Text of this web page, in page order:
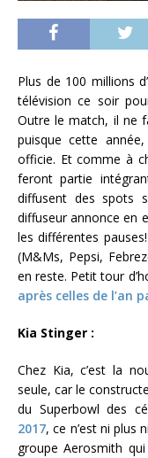
Plus de 100 millions
télévision ce soir
Outre le match, il ne
puisque cette
officie. Et comme à
feront partie
diffusent des spots
diffuseur annonce en
les différentes
(M&Ms, Pepsi,
en reste. Petit tour
après celles de l’an
Kia Stinger :
Chez Kia, c’est la
seule, car le
du Superbowl des
2017, ce n’est ni plus
groupe Aerosmith